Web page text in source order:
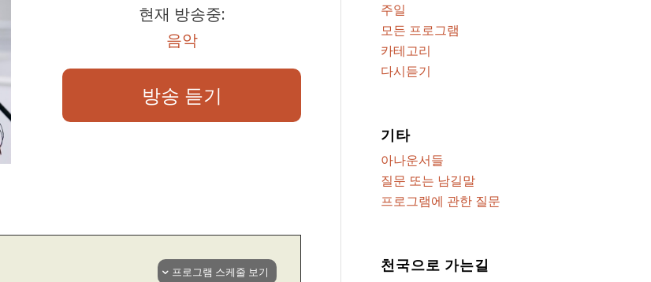
현재 방송중:
음악
방송 듣기
프로그램 스케줄 보기
주일
모든 프로그램
카테고리
다시듣기
기타
아나운서들
질문 또는 남길말
프로그램에 관한 질문
천국으로 가는길